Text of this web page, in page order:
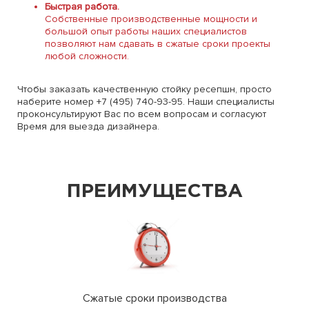
Быстрая работа.
Собственные производственные мощности и
большой опыт работы наших специалистов
позволяют нам сдавать в сжатые сроки проекты
любой сложности.
Чтобы заказать качественную стойку ресепшн, просто
наберите номер +7 (495) 740-93-95. Наши специалисты
проконсультируют Вас по всем вопросам и согласуют
Время для выезда дизайнера.
ПРЕИМУЩЕСТВА
Сжатые сроки производства